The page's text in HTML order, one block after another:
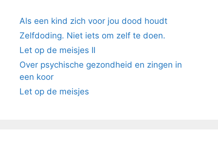
Als een kind zich voor jou dood houdt
Zelfdoding. Niet iets om zelf te doen.
Let op de meisjes II
Over psychische gezondheid en zingen in
een koor
Let op de meisjes